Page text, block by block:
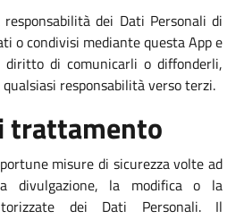
dei Dati Personali di
o condivisi mediante questa App e
di comunicarli o diffonderli,
responsabilità verso terzi.
trattamento
misure di sicurezza volte ad
la divulgazione, la modifica o la
dei Dati Personali. Il